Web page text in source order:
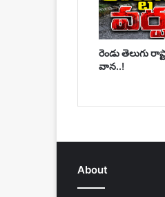
రెండు తెలుగు
వాన..!
About